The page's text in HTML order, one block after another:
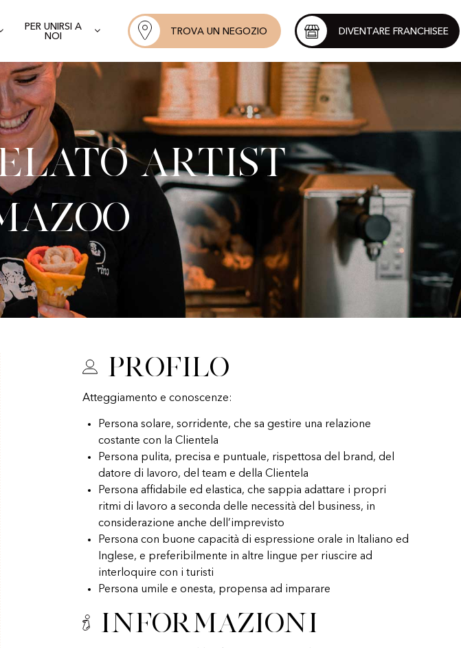
PER UNIRSI A
NOI
TROVA UN NEGOZIO DIVENTARE FRANCHISEE
Artist
Profilo
Atteggiamento e conoscenze:
Persona solare, sorridente, che sa gestire una relazione
costante con la Clientela
Persona pulita, precisa e puntuale, rispettosa del brand, del
datore di lavoro, del team e della Clientela
Persona affidabile ed elastica, che sappia adattare i propri
ritmi di lavoro a seconda delle necessità del business, in
considerazione anche dell’imprevisto
Persona con buone capacità di espressione orale in Italiano ed
Inglese, e preferibilmente in altre lingue per riuscire ad
interloquire con i turisti
Persona umile e onesta, propensa ad imparare
Informazioni